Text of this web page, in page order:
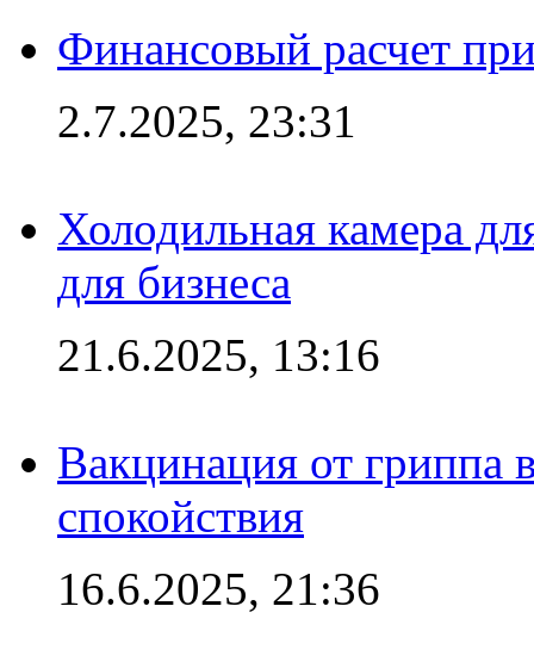
Финансовый расчет
2.7.2025, 23:31
Холодильная камера
для бизнеса
21.6.2025, 13:16
Вакцинация от гриппа
спокойствия
16.6.2025, 21:36